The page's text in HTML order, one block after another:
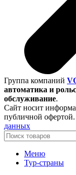
Группа компаний
автоматика и
обслуживание.
Сайт носит
публичной офертой.
данных
Меню
Тур-страны